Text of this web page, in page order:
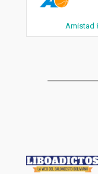
Amistad